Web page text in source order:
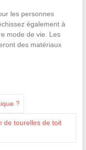
les personnes
également à
mode de vie. Les
des matériaux
?
de tourelles de toit